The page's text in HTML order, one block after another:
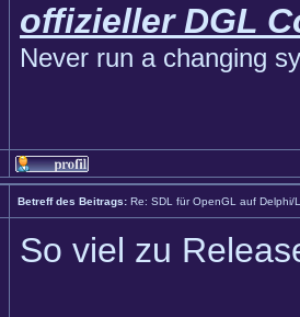
offizieller DGL
Never run a changing
Betreff des Beitrags: Re: SDL für OpenGL auf Delphi/
So viel zu